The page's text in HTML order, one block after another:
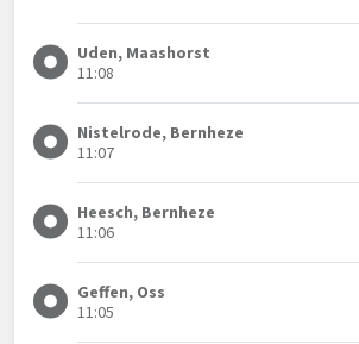
Uden, Maashorst
11:08
Nistelrode, Bernheze
11:07
Heesch, Bernheze
11:06
Geffen, Oss
11:05